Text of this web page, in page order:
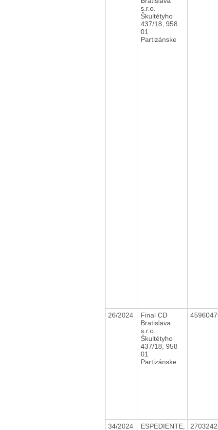
s.r.o.
Škultétyho
437/18, 958
01
Partizánske
26/2024
Final CD
Bratislava
s.r.o.
Škultétyho
437/18, 958
01
Partizánske
34/2024
ESPEDIENTE,